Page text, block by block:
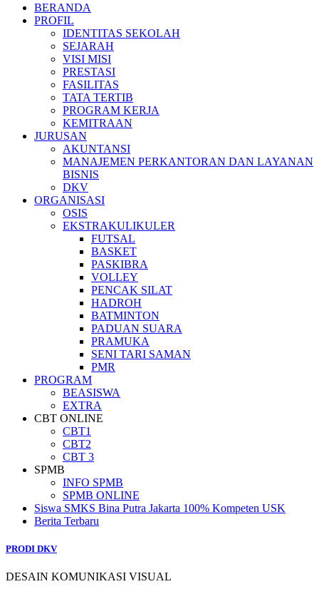
BERANDA
PROFIL
IDENTITAS SEKOLAH
SEJARAH
VISI MISI
PRESTASI
FASILITAS
TATA TERTIB
PROGRAM KERJA
KEMITRAAN
JURUSAN
AKUNTANSI
MANAJEMEN PERKANTORAN DAN LAYANAN
BISNIS
DKV
ORGANISASI
OSIS
EKSTRAKULIKULER
FUTSAL
BASKET
PASKIBRA
VOLLEY
PENCAK SILAT
HADROH
BATMINTON
PADUAN SUARA
PRAMUKA
SENI TARI SAMAN
PMR
PROGRAM
BEASISWA
EXTRA
CBT ONLINE
CBT1
CBT2
CBT 3
SPMB
INFO SPMB
SPMB ONLINE
Siswa SMKS Bina Putra Jakarta 100% Kompeten USK
Berita Terbaru
PRODI DKV
DESAIN KOMUNIKASI VISUAL